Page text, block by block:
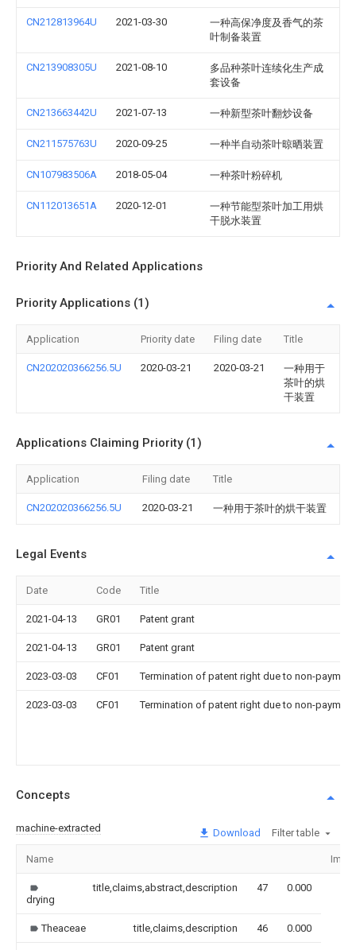
CN212813964U 2021-03-30
一种高保净度及香气的茶
叶制备装置
CN213908305U 2021-08-10
多品种茶叶连续化生产成
套设备
CN213663442U 2021-07-13 一种新型茶叶翻炒设备
CN211575763U 2020-09-25 一种半自动茶叶晾晒装置
CN107983506A 2018-05-04 一种茶叶粉碎机
CN112013651A 2020-12-01
一种节能型茶叶加工用烘
干脱水装置
Priority And Related Applications
Priority Applications (1)
Application Priority date Filing date Title
CN202020366256.5U 2020-03-21 2020-03-21
一种用于
茶叶的烘
干装置
Applications Claiming Priority (1)
Application Filing date Title
CN202020366256.5U 2020-03-21 一种用于茶叶的烘干装置
Legal Events
Date Code Title
2021-04-13 GR01 Patent grant
2021-04-13 GR01 Patent grant
2023-03-03 CF01 Termination of patent right due to non-
2023-03-03 CF01 Termination of patent right due to non-
Concepts
machine-extracted Download Filter table
Name
drying
title,claims,abstract,description 47 0.000
Theaceae title,claims,description 46 0.000